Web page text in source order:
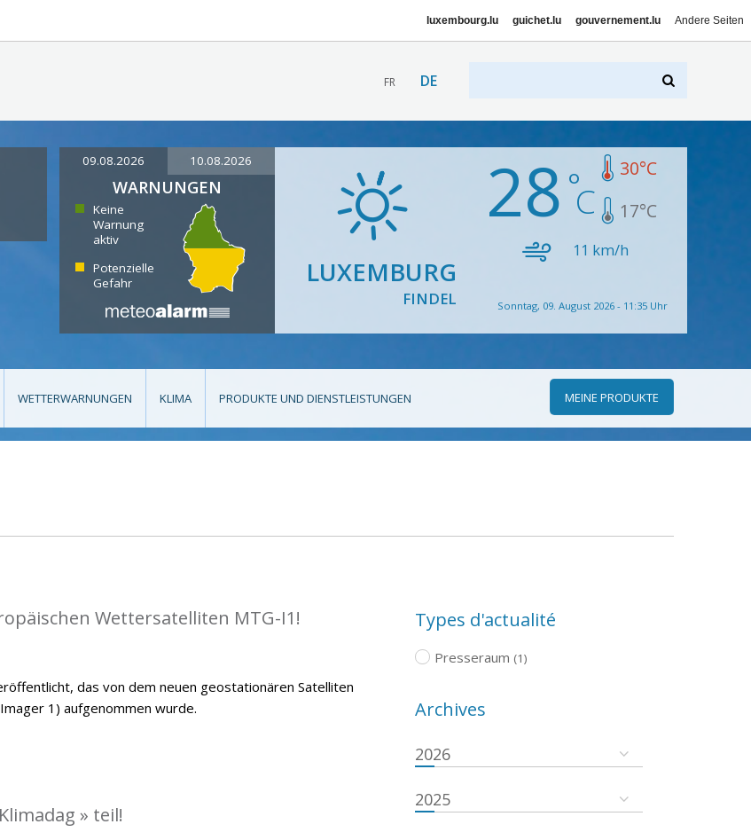
luxembourg.lu guichet.lu gouvernement.lu Andere Seiten
FR DE
09.08.2026 10.08.2026
WARNUNGEN
Keine
Warnung
aktiv
Potenzielle
Gefahr
LUXEMBURG
FINDEL
28 30°C
17°C
11 km/h
Sonntag, 09. August 2026 - 11:35 Uhr
WETTERWARNUNGEN KLIMA PRODUKTE UND DIENSTLEISTUNGEN MEINE PRODUKTE
Wettersatelliten MTG-I1!
das von dem neuen geostationären Satelliten
1) aufgenommen wurde.
» teil!
Types d'actualité
Presseraum (1)
Archives
2026
2025